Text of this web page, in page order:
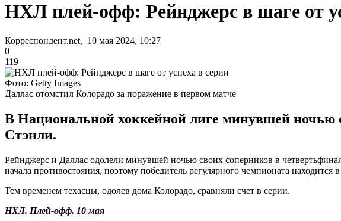
НХЛ плей-офф: Рейнджерс в шаге от
Корреспондент.net, 10 мая 2024, 10:27
0
119
Фото: Getty Images
Даллас отомстил Колорадо за поражение в первом матче
В Национальной хоккейной лиге минувшей
Стэнли.
Рейнджерс и Даллас одолели минувшей ночью своих соперников в
начала противостояния, поэтому победитель регулярного чемпионата
Тем временем техасцы, одолев дома Колорадо, сравняли счет в серии.
НХЛ. Плей-офф. 10 мая